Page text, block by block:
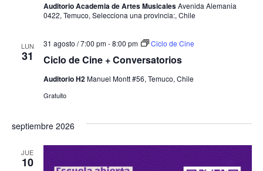
Auditorio Academia de Artes MusicalesAvenida Alemania
0422, Temuco, Selecciona una provincia:, Chile
LUN
31 Ciclo de Cine + Conversatorios
31 agosto / 7:00 pm-8:00 pm Ciclo de Cine
Auditorio H2Manuel Montt #56, Temuco, Chile
Gratuito
septiembre 2026
JUE
10